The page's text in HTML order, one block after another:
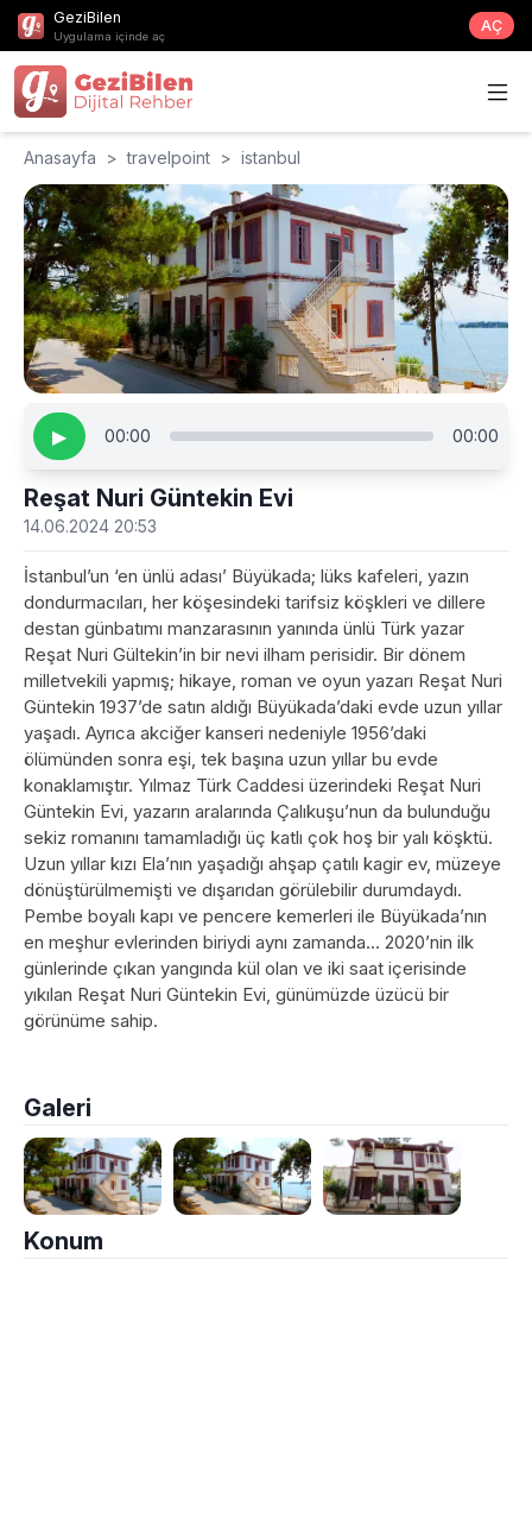
GeziBilen
Uygulama içinde aç
AÇ
Anasayfa > travelpoint > istanbul
▶ 00:00 00:00
Reşat Nuri Güntekin Evi
14.06.2024 20:53
İstanbul’un ‘en ünlü adası’ Büyükada; lüks kafeleri, yazın
dondurmacıları, her köşesindeki tarifsiz köşkleri ve dillere
destan günbatımı manzarasının yanında ünlü Türk yazar
Reşat Nuri Gültekin’in bir nevi ilham perisidir. Bir dönem
milletvekili yapmış; hikaye, roman ve oyun yazarı Reşat Nuri
Güntekin 1937’de satın aldığı Büyükada’daki evde uzun yıllar
yaşadı. Ayrıca akciğer kanseri nedeniyle 1956’daki
ölümünden sonra eşi, tek başına uzun yıllar bu evde
konaklamıştır. Yılmaz Türk Caddesi üzerindeki Reşat Nuri
Güntekin Evi, yazarın aralarında Çalıkuşu’nun da bulunduğu
sekiz romanını tamamladığı üç katlı çok hoş bir yalı köşktü.
Uzun yıllar kızı Ela’nın yaşadığı ahşap çatılı kagir ev, müzeye
dönüştürülmemişti ve dışarıdan görülebilir durumdaydı.
Pembe boyalı kapı ve pencere kemerleri ile Büyükada’nın
en meşhur evlerinden biriydi aynı zamanda… 2020’nin ilk
günlerinde çıkan yangında kül olan ve iki saat içerisinde
yıkılan Reşat Nuri Güntekin Evi, günümüzde üzücü bir
görünüme sahip.
Galeri
Konum